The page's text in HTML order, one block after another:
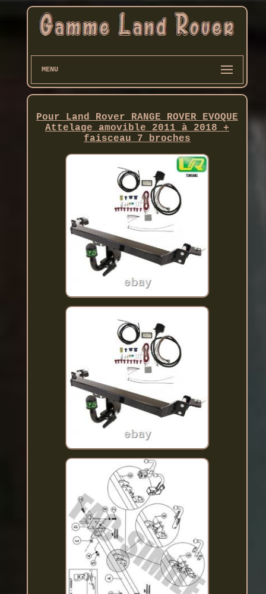
MENU
Pour Land Rover RANGE ROVER EVOQUE
Attelage amovible 2011 à 2018 +
faisceau 7 broches